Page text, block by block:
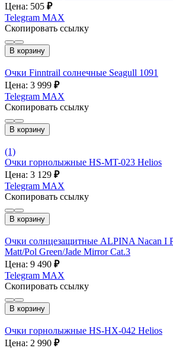
Цена: 505 ₽
Telegram MAX
Скопировать ссылку
В корзину
Очки Finntrail солнечные Seagull 1091
Цена: 3 999 ₽
Telegram MAX
Скопировать ссылку
В корзину
(1)
Очки горнолыжные HS-MT-023 Helios
Цена: 3 129 ₽
Telegram MAX
Скопировать ссылку
В корзину
Очки солнцезащитные ALPINA Nacan I
Matt/Pol Green/Jade Mirror Cat.3
Цена: 9 490 ₽
Telegram MAX
Скопировать ссылку
В корзину
Очки горнолыжные HS-HX-042 Helios
Цена: 2 990 ₽